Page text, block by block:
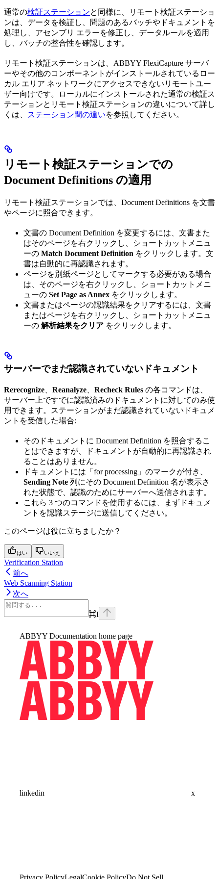
通常の検証ステーションと同様に、リモート検証ステーショ
ンは、データを検証し、問題のあるバッチやドキュメントを
処理し、アセンブリ エラーを修正し、データルールを適用
し、バッチの整合性を確認します。
リモート検証ステーションは、ABBYY FlexiCapture サーバ
ーやその他のコンポーネントがインストールされているロー
カル エリア ネットワークにアクセスできないリモートユー
ザー向けです。ローカルにインストールされた通常の検証ス
テーションとリモート検証ステーションの違いについて詳し
くは、
ステーション間の違いを参照してください。
リモート検証ステーションでの
Document Definitions の適用
リモート検証ステーションでは、Document Definitions を文書
やページに照合できます。
文書の Document Definition を変更するには、文書また
はそのページを右クリックし、ショートカットメニュ
ーの Match Document Definition をクリックします。文
書は自動的に再認識されます。
ページを別紙ページとしてマークする必要がある場合
は、そのページを右クリックし、ショートカットメニ
ューの Set Page as Annex をクリックします。
文書またはページの認識結果をクリアするには、文書
またはページを右クリックし、ショートカットメニュ
ーの 解析結果をクリア をクリックします。
サーバーでまだ認識されていないドキュメント
Rerecognize Reanalyze Recheck Rules の各コマンドは、
サーバー上ですでに認識済みのドキュメントに対してのみ使
用できます。ステーションがまだ認識されていないドキュメ
ントを受信した場合:
そのドキュメントに Document Definition を照合するこ
とはできますが、ドキュメントが自動的に再認識され
ることはありません。
ドキュメントには「for processing」のマークが付き、
Sending Note 列にその Document Definition 名が表示さ
れた状態で、認識のためにサーバーへ送信されます。
これら 3 つのコマンドを使用するには、まずドキュメ
ントを認識ステージに送信してください。
このページは役に立ちましたか？
はい いいえ
Verification Station
前へ
Web Scanning Station
次へ
⌘I
ABBYY Documentation home page
linkedin x
Privacy PolicyLegalCookie PolicyDo Not Sell